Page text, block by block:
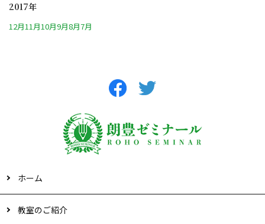
2017年
12月11月10月9月8月7月
ホーム
教室のご紹介